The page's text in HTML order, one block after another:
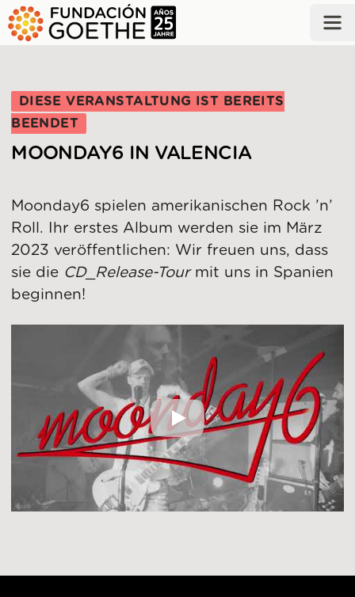
ZUM HAUPTINHALT SPRINGEN
DIESE VERANSTALTUNG IST BEREITS
BEENDET
MOONDAY6 IN VALENCIA
Moonday6 spielen amerikanischen Rock ’n’
Roll. Ihr erstes Album werden sie im März
2023 veröffentlichen: Wir freuen uns, dass
sie die CD_Release-Tourmit uns in Spanien
beginnen!
moonday6 - All Night